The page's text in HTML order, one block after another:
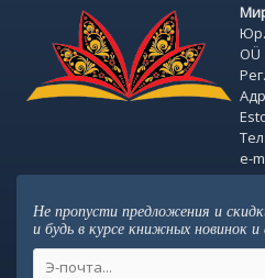
OÜ
e-
Не пропусти предложения и
и будь в курсе книжных новинок